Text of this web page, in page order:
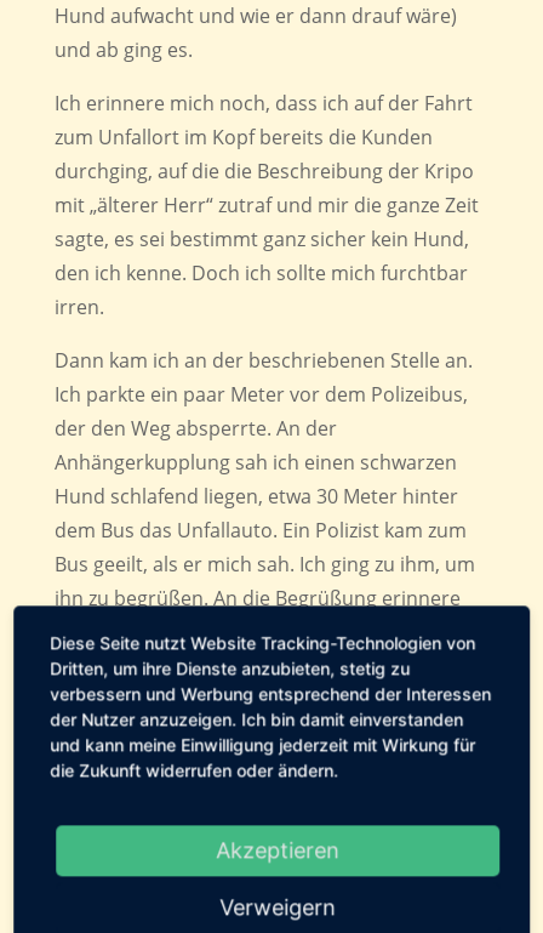
Hund aufwacht und wie er dann drauf wäre)
und ab ging es.
Ich erinnere mich noch, dass ich auf der Fahrt
zum Unfallort im Kopf bereits die Kunden
durchging, auf die die Beschreibung der Kripo
mit „älterer Herr“ zutraf und mir die ganze Zeit
sagte, es sei bestimmt ganz sicher kein Hund,
den ich kenne. Doch ich sollte mich furchtbar
irren.
Dann kam ich an der beschriebenen Stelle an.
Ich parkte ein paar Meter vor dem Polizeibus,
der den Weg absperrte. An der
Anhängerkupplung sah ich einen schwarzen
Hund schlafend liegen, etwa 30 Meter hinter
dem Bus das Unfallauto. Ein Polizist kam zum
Bus geeilt, als er mich sah. Ich ging zu ihm, um
ihn zu begrüßen. An die Begrüßung erinnere
ich mich noch sekundengenau. Ich ging zum
Bus hin, mein Blick streifte den schwarzen
Hund, als ich zur Begrüßung die Hand
ausstreckte. Im Vorbeigehen sah ich das grüne
Halsband im schwarzen Fell. Und mein Kopf
Statt dem Polizisten auf seinen Gruß zu
Der Polizist war irritiert, fragte nach, doch ich
Diese Seite nutzt Website Tracking-Technologien von
Dritten, um ihre Dienste anzubieten, stetig zu
verbessern und Werbung entsprechend der Interessen
der Nutzer anzuzeigen. Ich bin damit einverstanden
und kann meine Einwilligung jederzeit mit Wirkung für
die Zukunft widerrufen oder ändern.
Akzeptieren
Verweigern